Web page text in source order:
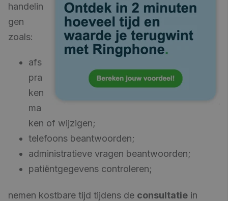
handelin
gen
zoals:
afs
pra
ken
ma
ken of wijzigen;
telefoons beantwoorden;
administratieve vragen beantwoorden;
patiëntgegevens controleren;
nemen kostbare tijd tijdens de consultatie in